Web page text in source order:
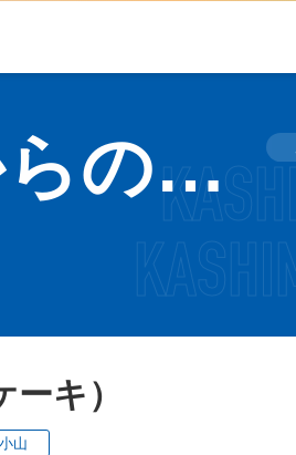
学習センターからのお知らせ
キ）
山